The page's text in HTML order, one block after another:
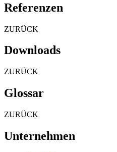
Referenzen
ZURÜCK
Downloads
ZURÜCK
Glossar
ZURÜCK
Unternehmen